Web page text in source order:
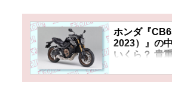
ホンダ『
2023）』の
いくら？ 貴
650ccの4気
ドも前モデ